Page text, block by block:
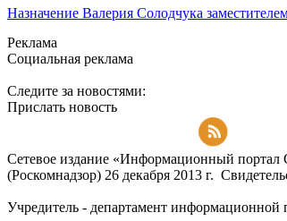
Назначение Валерия Солодчука
Реклама
Социальная реклама
Следите за новостями:
Прислать новость
Сетевое издание «Информационный портал
(Роскомнадзор) 26 декабря 2013 г.
Учредитель - департамент информационной